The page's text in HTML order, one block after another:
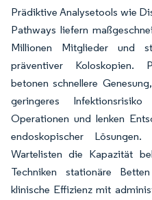
Prädiktive Analysetools wie
Pathways liefern
Millionen Mitglieder und
präventiver Koloskopien.
betonen schnellere
geringeres
Operationen und lenken
endoskopischer
Wartelisten die Kapazität
Techniken stationäre
klinische Effizienz mit